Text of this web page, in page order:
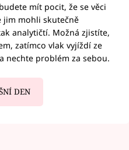
mít pocit, že se věci
jim mohli skutečně
analytičtí. Možná zjistíte,
zatímco vlak vyjíždí ze
nechte problém za sebou.
DEN